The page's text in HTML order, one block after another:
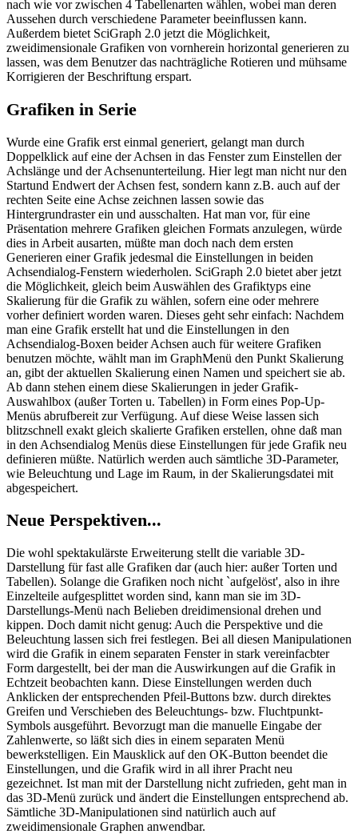
nach wie vor zwischen 4 Tabellenarten wählen, wobei man deren
Aussehen durch verschiedene Parameter beeinflussen kann.
Außerdem bietet SciGraph 2.0 jetzt die Möglichkeit,
zweidimensionale Grafiken von vornherein horizontal generieren zu
lassen, was dem Benutzer das nachträgliche Rotieren und mühsame
Korrigieren der Beschriftung erspart.
Grafiken in Serie
Wurde eine Grafik erst einmal generiert, gelangt man durch
Doppelklick auf eine der Achsen in das Fenster zum Einstellen der
Achslänge und der Achsenunterteilung. Hier legt man nicht nur den
Startund Endwert der Achsen fest, sondern kann z.B. auch auf der
rechten Seite eine Achse zeichnen lassen sowie das
Hintergrundraster ein und ausschalten. Hat man vor, für eine
Präsentation mehrere Grafiken gleichen Formats anzulegen, würde
dies in Arbeit ausarten, müßte man doch nach dem ersten
Generieren einer Grafik jedesmal die Einstellungen in beiden
Achsendialog-Fenstern wiederholen. SciGraph 2.0 bietet aber jetzt
die Möglichkeit, gleich beim Auswählen des Grafiktyps eine
Skalierung für die Grafik zu wählen, sofern eine oder mehrere
vorher definiert worden waren. Dieses geht sehr einfach: Nachdem
man eine Grafik erstellt hat und die Einstellungen in den
Achsendialog-Boxen beider Achsen auch für weitere Grafiken
benutzen möchte, wählt man im GraphMenü den Punkt Skalierung
an, gibt der aktuellen Skalierung einen Namen und speichert sie ab.
Ab dann stehen einem diese Skalierungen in jeder Grafik-
Auswahlbox (außer Torten u. Tabellen) in Form eines Pop-Up-
Menüs abrufbereit zur Verfügung. Auf diese Weise lassen sich
blitzschnell exakt gleich skalierte Grafiken erstellen, ohne daß man
in den Achsendialog Menüs diese Einstellungen für jede Grafik neu
definieren müßte. Natürlich werden auch sämtliche 3D-Parameter,
wie Beleuchtung und Lage im Raum, in der Skalierungsdatei mit
abgespeichert.
Neue Perspektiven...
Die wohl spektakulärste Erweiterung stellt die variable 3D-
Darstellung für fast alle Grafiken dar (auch hier: außer Torten und
Tabellen). Solange die Grafiken noch nicht `aufgelöst', also in ihre
Einzelteile aufgesplittet worden sind, kann man sie im 3D-
Darstellungs-Menü nach Belieben dreidimensional drehen und
kippen. Doch damit nicht genug: Auch die Perspektive und die
Beleuchtung lassen sich frei festlegen. Bei all diesen Manipulationen
wird die Grafik in einem separaten Fenster in stark vereinfacbter
Form dargestellt, bei der man die Auswirkungen auf die Grafik in
Echtzeit beobachten kann. Diese Einstellungen werden duch
Anklicken der entsprechenden Pfeil-Buttons bzw. durch direktes
Greifen und Verschieben des Beleuchtungs- bzw. Fluchtpunkt-
Symbols ausgeführt. Bevorzugt man die manuelle Eingabe der
Zahlenwerte, so läßt sich dies in einem separaten Menü
bewerkstelligen. Ein Mausklick auf den OK-Button beendet die
Einstellungen, und die Grafik wird in all ihrer Pracht neu
gezeichnet. Ist man mit der Darstellung nicht zufrieden, geht man in
das 3D-Menü zurück und ändert die Einstellungen entsprechend ab.
Sämtliche 3D-Manipulationen sind natürlich auch auf
zweidimensionale Graphen anwendbar.